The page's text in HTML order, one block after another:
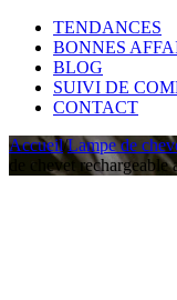
TENDANCES
BONNES
BLOG
SUIVI DE
CONTACT
Accueil/Lampe de
de chevet rechargeable